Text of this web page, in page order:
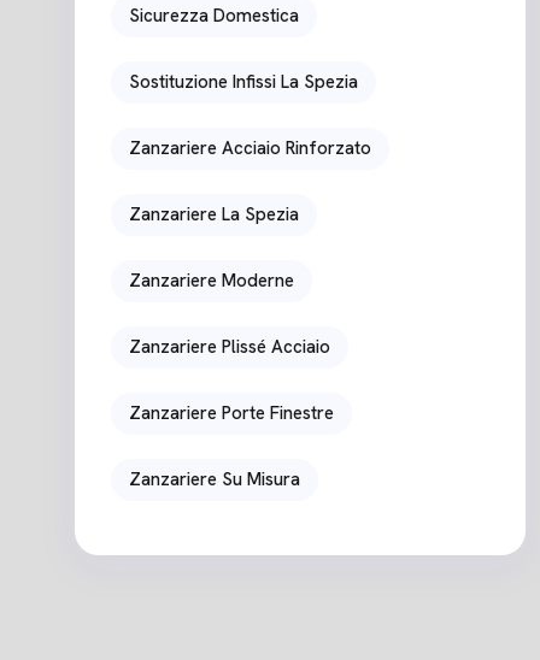
Sicurezza Domestica
Sostituzione Infissi La Spezia
Zanzariere Acciaio Rinforzato
Zanzariere La Spezia
Zanzariere Moderne
Zanzariere Plissé Acciaio
Zanzariere Porte Finestre
Zanzariere Su Misura